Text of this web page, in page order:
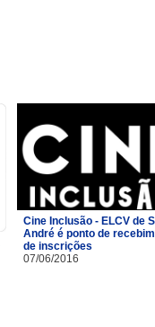
Cine Inclusão - ELCV de
André é ponto de
de inscrições
07/06/2016